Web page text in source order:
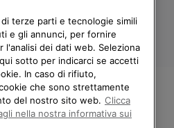
Avenue des Morgines, 12 1213
A IN SOREL.
TUO PAESE DI
terze parti e tecnologie simili
e gli annunci, per fornire
l'analisi dei dati web. Seleziona
sotto per indicarci se accetti
In caso di rifiuto,
che sono strettamente
del nostro sito web. Clicca
nella nostra informativa sui